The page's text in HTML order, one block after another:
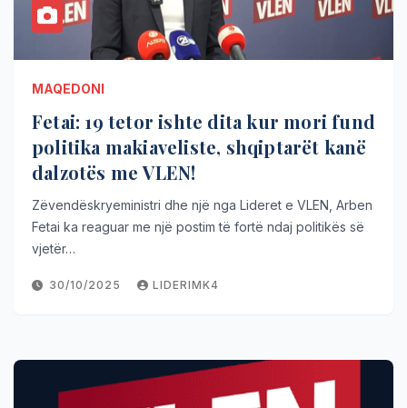
MAQEDONI
Fetai: 19 tetor ishte dita kur mori fund
politika makiaveliste, shqiptarët kanë
dalzotës me VLEN!
Zëvendëskryeministri dhe një nga Lideret e VLEN, Arben
Fetai ka reaguar me një postim të fortë ndaj politikës së
vjetër…
30/10/2025 LIDERIMK4